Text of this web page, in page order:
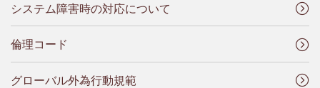
システム障害時の対応について
倫理コード
グローバル外為行動規範